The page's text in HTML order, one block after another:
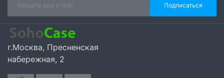
Подписаться
г.Москва, Пресненская
набережная, 2